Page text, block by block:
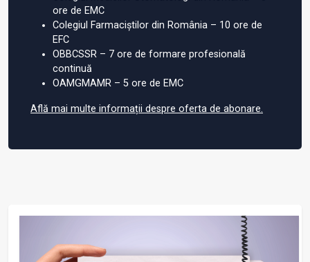
ore de EMC
Colegiul Farmaciștilor din România – 10 ore de
EFC
OBBCSSR – 7 ore de formare profesională
continuă
OAMGMAMR – 5 ore de EMC
Află mai multe informații despre oferta de abonare.